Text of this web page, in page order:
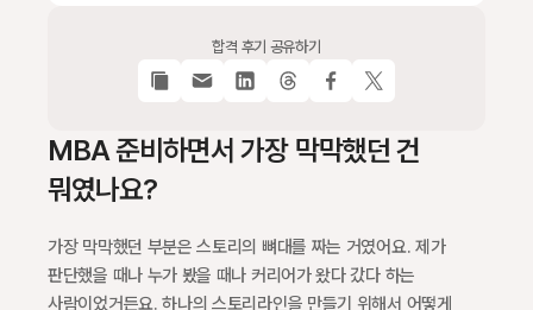
합격 후기 공유하기
MBA 준비하면서 가장 막막했던 건
뭐였나요?
가장 막막했던 부분은 스토리의 뼈대를 짜는 거였어요. 제가
판단했을 때나 누가 봤을 때나 커리어가 왔다 갔다 하는
사람이었거든요. 하나의 스토리라인을 만들기 위해서 어떻게